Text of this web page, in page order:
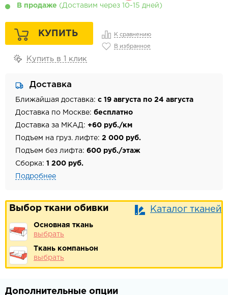
В продаже (Доставим через 10-15 дней)
КУПИТЬ К сравнению
В избранное
Купить в 1 клик
Доставка
Ближайшая доставка: с 19 августа по 24 августа
Доставка по Москве: бесплатно
Доставка за МКАД: +60 руб./км
Подъем на груз. лифте: 2 000 руб.
Подъем без лифта: 600 руб./этаж
Сборка: 1 200 руб.
Подробнее
Выбор ткани обивки Каталог тканей
Основная ткань
выбрать
Ткань компаньон
выбрать
Дополнительные опции